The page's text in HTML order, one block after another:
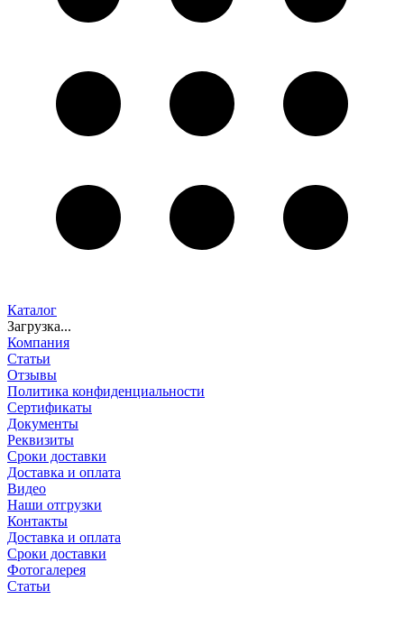
Каталог
Загрузка...
Компания
Статьи
Отзывы
Политика конфиденциальности
Сертификаты
Документы
Реквизиты
Сроки доставки
Доставка и оплата
Видео
Наши отгрузки
Контакты
Доставка и оплата
Сроки доставки
Фотогалерея
Статьи